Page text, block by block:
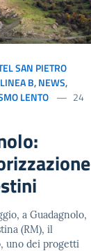
SAN PIETRO
LINEA B,NEWS,
LENTO
24
a Guadagnolo,
(RM), il
uno dei progetti